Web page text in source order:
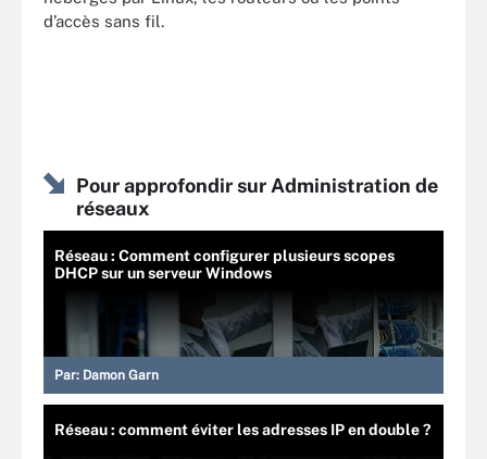
d’accès sans fil.
Pour approfondir sur Administration de
réseaux
Réseau : Comment configurer plusieurs scopes
DHCP sur un serveur Windows
Par: Damon Garn
Réseau : comment éviter les adresses IP en double ?